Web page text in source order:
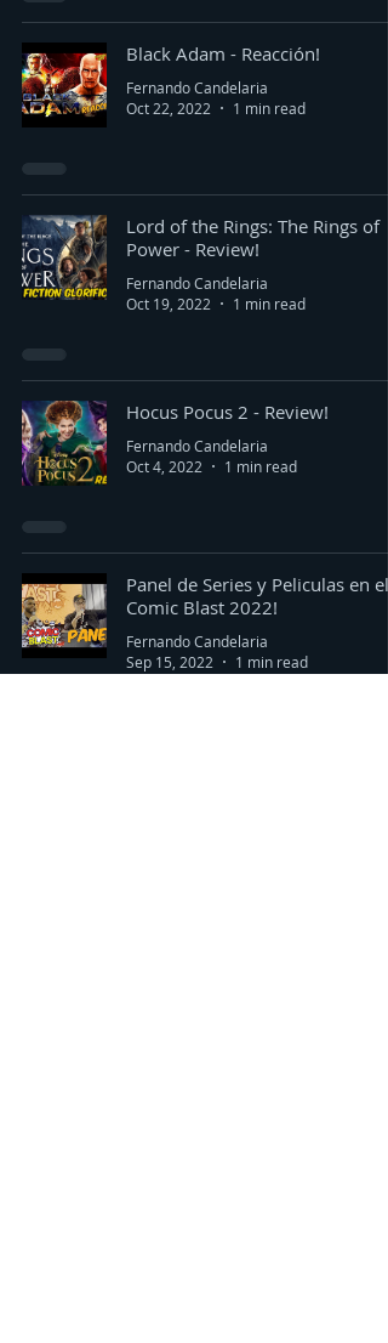
Black Adam - Reacción!
Fernando Candelaria
Oct 22, 2022
1 min read
Lord of the Rings: The Rings of
Power - Review!
Fernando Candelaria
Oct 19, 2022
1 min read
Hocus Pocus 2 - Review!
Fernando Candelaria
Oct 4, 2022
1 min read
Panel de Series y Peliculas en el
Comic Blast 2022!
Fernando Candelaria
Sep 15, 2022
1 min read